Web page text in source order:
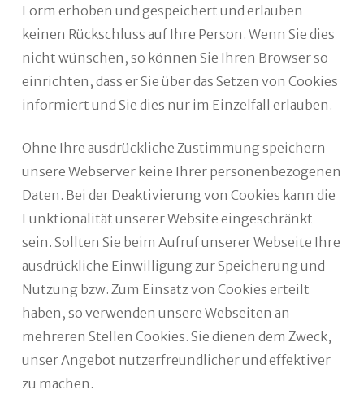
Form erhoben und gespeichert und erlauben
keinen Rückschluss auf Ihre Person. Wenn Sie dies
nicht wünschen, so können Sie Ihren Browser so
einrichten, dass er Sie über das Setzen von Cookies
informiert und Sie dies nur im Einzelfall erlauben.
Ohne Ihre ausdrückliche Zustimmung speichern
unsere Webserver keine Ihrer personenbezogenen
Daten. Bei der Deaktivierung von Cookies kann die
Funktionalität unserer Website eingeschränkt
sein. Sollten Sie beim Aufruf unserer Webseite Ihre
ausdrückliche Einwilligung zur Speicherung und
Nutzung bzw. Zum Einsatz von Cookies erteilt
haben, so verwenden unsere Webseiten an
mehreren Stellen Cookies. Sie dienen dem Zweck,
unser Angebot nutzerfreundlicher und effektiver
zu machen.